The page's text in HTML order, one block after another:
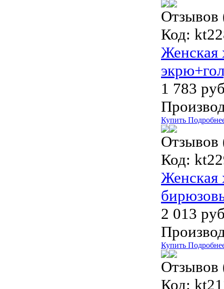
Отзывов
Код:
Женская
1 783
Купить
Отзывов
Код:
Женская
2 013
Купить
Отзывов
Код: